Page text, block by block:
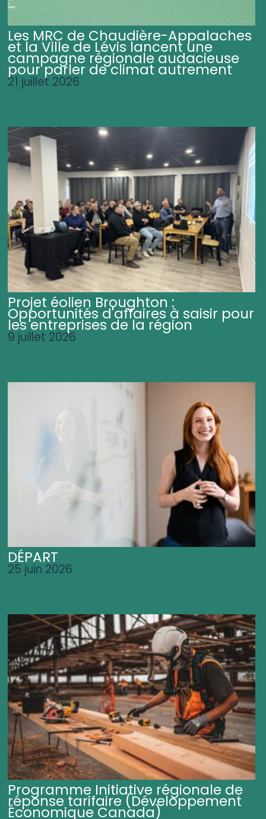
Les MRC de Chaudière-Appalaches
et la Ville de Lévis lancent une
campagne régionale audacieuse
pour parler de climat autrement
21 juillet 2026
Projet éolien Broughton :
Opportunités d'affaires à saisir pour
les entreprises de la région
9 juillet 2026
DÉPART
25 juin 2026
Programme Initiative régionale de
réponse tarifaire (Développement
Économique Canada)